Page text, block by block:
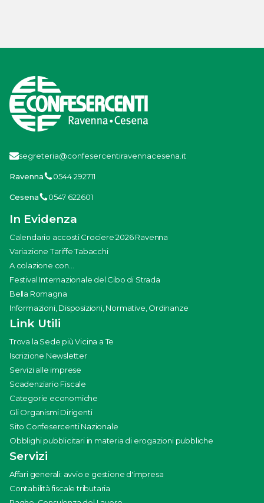
segreteria@confesercentiravennacesena.it
Ravenna 0544 292711
Cesena 0547 622601
In Evidenza
Calendario accosti Crociere 2026 Ravenna
Variazione Tariffe Tabacchi
A colazione con...
Festival Internazionale del Cibo di Strada
Bella Romagna
Informazioni, Disposizioni, Normative, Ordinanze
Link Utili
Trova la Sede più Vicina a Te
Iscrizione Newsletter
Servizi alle imprese
Scadenziario Fiscale
Categorie economiche
Gli Organismi Dirigenti
Sito Confesercenti Nazionale
Obblighi pubblicitari in materia di erogazioni pubbliche
Servizi
Affari generali: avvio e gestione d'impresa
Contabilità fiscale tributaria